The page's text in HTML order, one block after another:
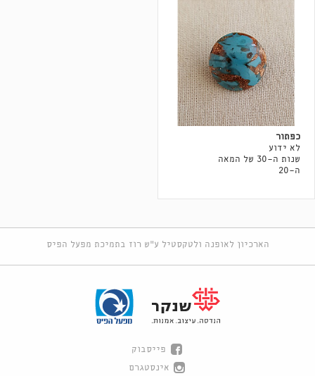
כפתור
לא ידוע
שנות ה-30 של המאה
ה-20
הארכיון לאופנה ולטקסטיל ע"ש רוז בתמיכת מפעל הפיס
פייסבוק
אינסטגרם